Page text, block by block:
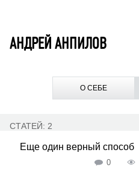
АНДРЕЙ АНПИЛОВ
О СЕБЕ
СТАТЕЙ: 2
Еще один верный способ
0